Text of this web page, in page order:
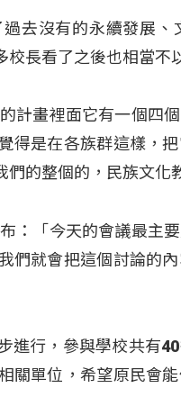
去沒有的永續發展
校長看了之後也相當不
計畫裡面它有一個四
得是在各族群這樣，
的整個的，民族文化
：「今天的會議最主
們就會把這個討論的
進行，參與學校共有
關單位，希望原民會